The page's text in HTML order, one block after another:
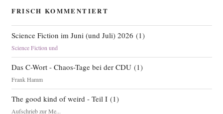
FRISCH KOMMENTIERT
Science Fiction im Juni (und Juli) 2026 (1)
Science Fiction und
Das C-Wort - Chaos-Tage bei der CDU(1)
Frank Hamm
The good kind of weird - Teil I(1)
Aufschrieb zur Me...